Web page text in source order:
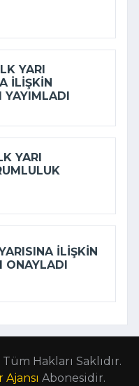
YARI
ILIŞKIN
YAYIMLADI
YARI
ILIŞKIN
ONAYLADI
Hakları Saklıdır.
Abonesidir.